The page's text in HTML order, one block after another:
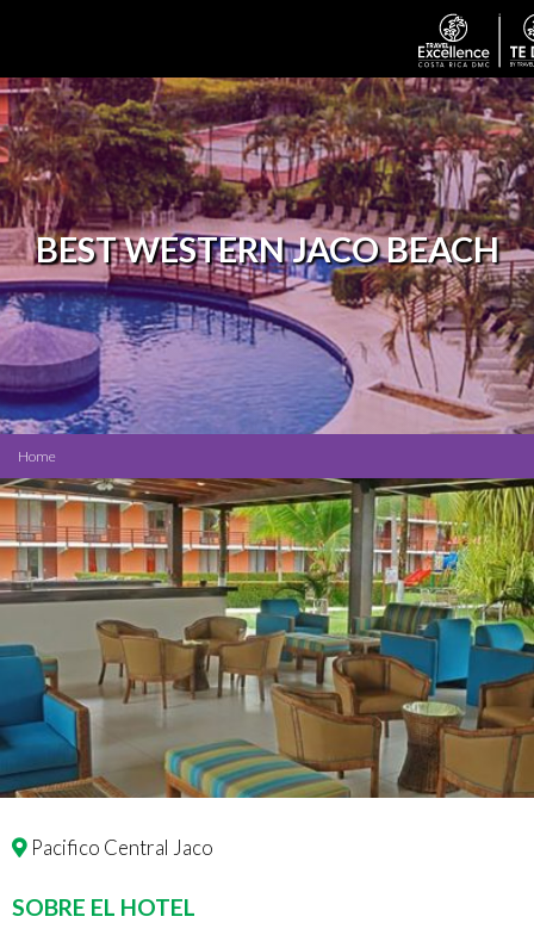
BEST WESTERN JACO BEACH
Home
Pacifico Central Jaco
SOBRE EL HOTEL